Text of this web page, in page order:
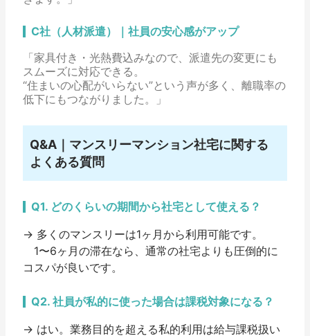
C社（人材派遣）｜社員の安心感がアップ
「家具付き・光熱費込みなので、派遣先の変更にも
スムーズに対応できる。
“住まいの心配がいらない”という声が多く、離職率の
低下にもつながりました。」
Q&A｜マンスリーマンション社宅に関する
よくある質問
Q1. どのくらいの期間から社宅として使える？
→ 多くのマンスリーは1ヶ月から利用可能です。
1〜6ヶ月の滞在なら、通常の社宅よりも圧倒的に
コスパが良いです。
Q2. 社員が私的に使った場合は課税対象になる？
→ はい。業務目的を超える私的利用は給与課税扱い